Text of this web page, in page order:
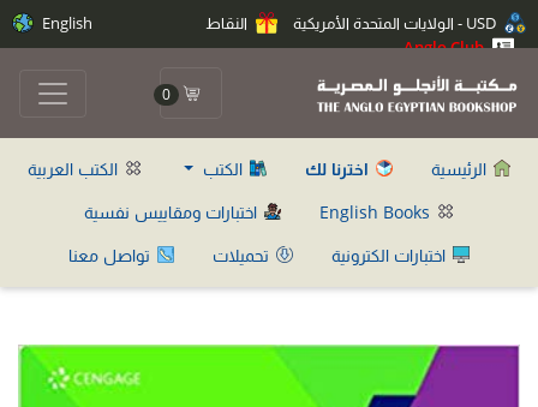
النقاط
Anglo Club
English
0
الرئيسية اخترنا لك الكتب
الكتب العربية
اختبارات ومقاييس نفسية
اختبارات الكترونية
تحميلات تواصل معنا